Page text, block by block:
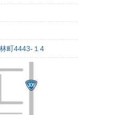
町4443-１4